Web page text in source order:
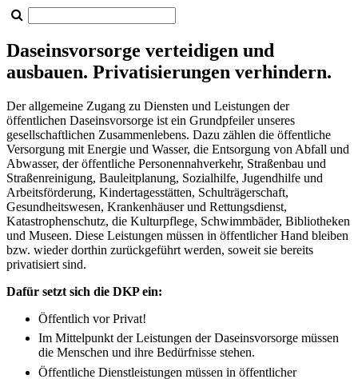
Daseinsvorsorge verteidigen und
ausbauen. Privatisierungen verhindern.
Der allgemeine Zugang zu Diensten und Leistungen der
öffentlichen Daseinsvorsorge ist ein Grundpfeiler unseres
gesellschaftlichen Zusammenlebens. Dazu zählen die öffentliche
Versorgung mit Energie und Wasser, die Entsorgung von Abfall und
Abwasser, der öffentliche Personennahverkehr, Straßenbau und
Straßenreinigung, Bauleitplanung, Sozialhilfe, Jugendhilfe und
Arbeitsförderung, Kindertagesstätten, Schulträgerschaft,
Gesundheitswesen, Krankenhäuser und Rettungsdienst,
Katastrophenschutz, die Kulturpflege, Schwimmbäder, Bibliotheken
und Museen. Diese Leistungen müssen in öffentlicher Hand bleiben
bzw. wieder dorthin zurückgeführt werden, soweit sie bereits
privatisiert sind.
Dafür setzt sich die DKP ein:
Öffentlich vor Privat!
Im Mittelpunkt der Leistungen der Daseinsvorsorge müssen
die Menschen und ihre Bedürfnisse stehen.
Öffentliche Dienstleistungen müssen in öffentlicher